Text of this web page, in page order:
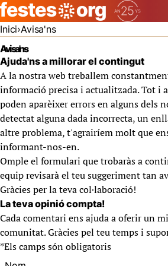
Inici Avisa'ns
Avisa'ns
Ajuda'ns a millorar el contingut
A la nostra web treballem
informació precisa i actualitzada. Tot i
poden aparèixer errors en alguns dels
detectat alguna dada incorrecta, un
altre problema, t'agrairíem molt que
informant-nos-en.
Omple el formulari que trobaràs a
equip revisarà el teu suggeriment tan
Gràcies per la teva col·laboració!
La teva opinió compta!
Cada comentari ens ajuda a oferir un
comunitat. Gràcies pel teu temps i
*Els camps són obligatoris